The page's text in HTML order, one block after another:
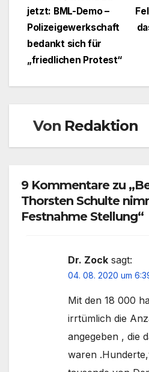
jetzt: BML-Demo –
Polizeigewerkschaft
bedankt sich für
„friedlichen Protest“
Von Redaktion
9 Kommentare zu
Thorsten Schulte
Festnahme Stellung“
Dr. Zock sagt:
04. 08. 2020 um
Mit den 18 000
irrtümlich die
angegeben , die
waren